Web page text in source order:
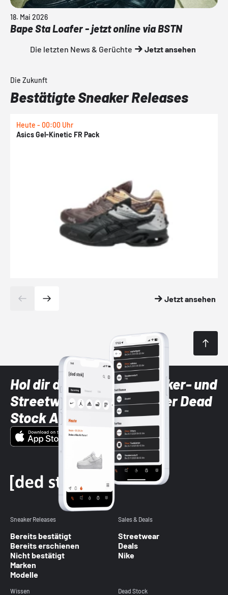
18. Mai 2026
Bape Sta Loafer - jetzt online via BSTN
Die letzten News & Gerüchte Jetzt ansehen
Die Zukunft
Bestätigte Sneaker Releases
Heute - 00:00 Uhr
Asics Gel-Kinetic FR Pack
Jetzt ansehen
Hol dir die neuesten Sneaker- und
Streetwear-Brands mit der Dead
Stock App
Sneaker Releases
Bereits bestätigt
Bereits erschienen
Nicht bestätigt
Marken
Modelle
Sales & Deals
Streetwear
Deals
Nike
Wissen Dead Stock